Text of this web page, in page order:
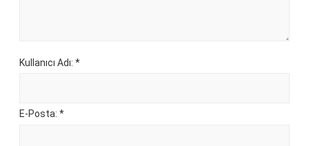
Kullanıcı Adı: *
E-Posta: *